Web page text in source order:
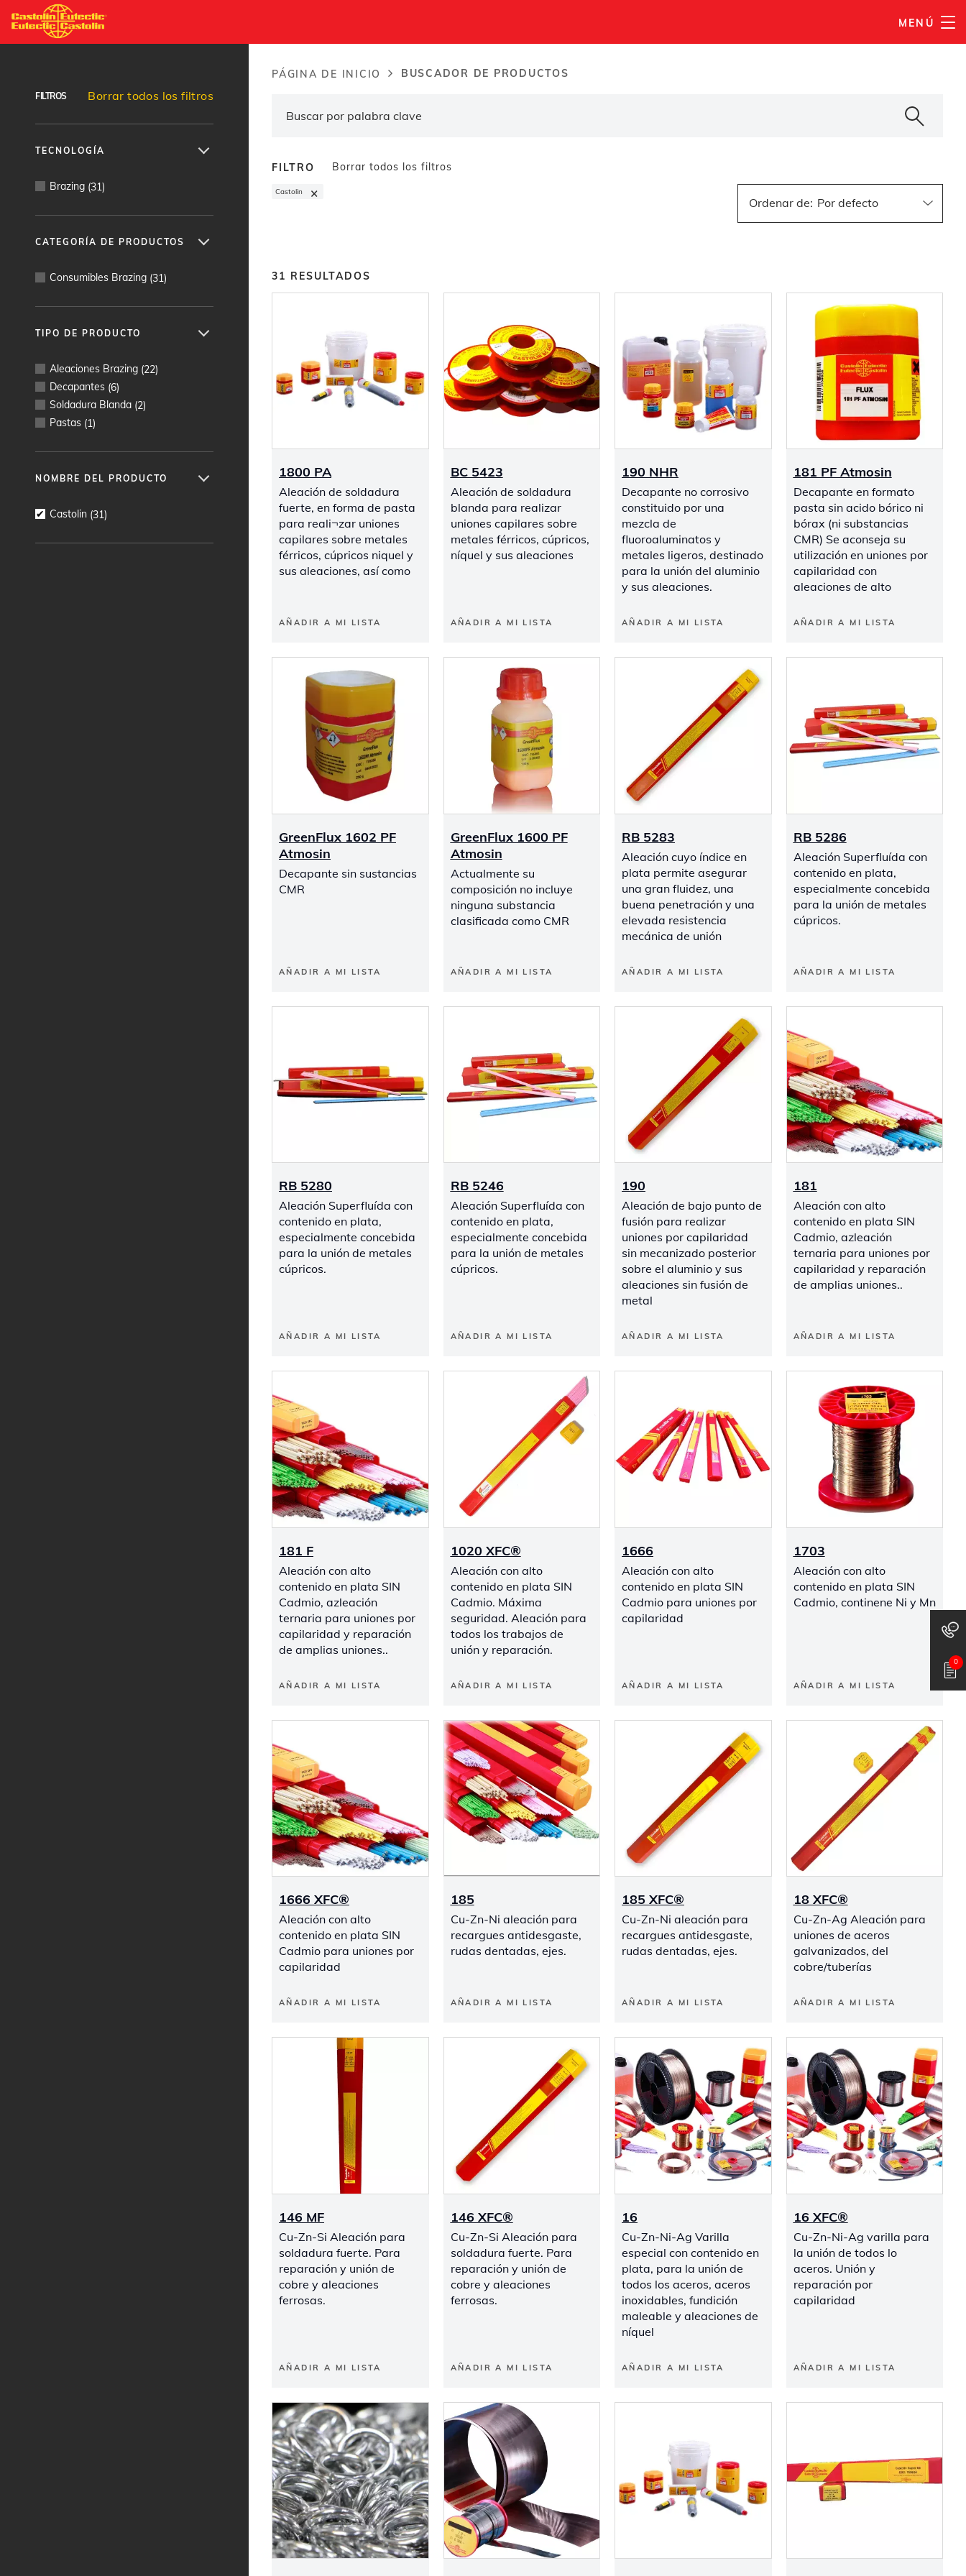
Pasar
MENÚ
0
FILTROS Borrar todos los filtros
TECNOLOGÍA
Brazing (31)
CATEGORÍA DE PRODUCTOS
Consumibles Brazing (31)
TIPO DE PRODUCTO
Aleaciones Brazing (22)
Decapantes (6)
Soldadura Blanda (2)
Pastas (1)
NOMBRE DEL PRODUCTO
Castolin (31)
PÁGINA DE INICIO BUSCADOR DE PRODUCTOS
FILTRO Borrar todos los filtros
Castolin ×
Ordenar de:
31 RESULTADOS
1800 PA
Aleación de soldadura
fuerte, en forma de pasta
para reali¬zar uniones
capilares sobre metales
férricos, cúpricos niquel y
sus aleaciones, así como
AÑADIR A MI LISTA
BC 5423
Aleación de soldadura
blanda para realizar
uniones capilares sobre
metales férricos, cúpricos,
níquel y sus aleaciones
AÑADIR A MI LISTA
190 NHR
Decapante no corrosivo
constituido por una
mezcla de
fluoroaluminatos y
metales ligeros, destinado
para la unión del aluminio
y sus aleaciones.
AÑADIR A MI LISTA
181 PF Atmosin
Decapante en formato
pasta sin acido bórico ni
bórax (ni substancias
CMR) Se aconseja su
utilización en uniones por
capilaridad con
aleaciones de alto
AÑADIR A MI LISTA
GreenFlux 1602 PF
Atmosin
Decapante sin sustancias
CMR
AÑADIR A MI LISTA
GreenFlux 1600 PF
Atmosin
Actualmente su
composición no incluye
ninguna substancia
clasificada como CMR
AÑADIR A MI LISTA
RB 5283
Aleación cuyo índice en
plata permite asegurar
una gran fluidez, una
buena penetración y una
elevada resistencia
mecánica de unión
AÑADIR A MI LISTA
RB 5286
Aleación Superfluída con
contenido en plata,
especialmente concebida
para la unión de metales
cúpricos.
AÑADIR A MI LISTA
RB 5280
Aleación Superfluída con
contenido en plata,
especialmente concebida
para la unión de metales
cúpricos.
AÑADIR A MI LISTA
RB 5246
Aleación Superfluída con
contenido en plata,
especialmente concebida
para la unión de metales
cúpricos.
AÑADIR A MI LISTA
190
Aleación de bajo punto de
fusión para realizar
uniones por capilaridad
sin mecanizado posterior
sobre el aluminio y sus
aleaciones sin fusión de
metal
AÑADIR A MI LISTA
181
Aleación con alto
contenido en plata SIN
Cadmio, azleación
ternaria para uniones por
capilaridad y reparación
de amplias uniones..
AÑADIR A MI LISTA
181 F
Aleación con alto
contenido en plata SIN
Cadmio, azleación
ternaria para uniones por
capilaridad y reparación
de amplias uniones..
AÑADIR A MI LISTA
1020 XFC®
Aleación con alto
contenido en plata SIN
Cadmio. Máxima
seguridad. Aleación para
todos los trabajos de
unión y reparación.
AÑADIR A MI LISTA
1666
Aleación con alto
contenido en plata SIN
Cadmio para uniones por
capilaridad
AÑADIR A MI LISTA
1703
Aleación con alto
contenido en plata SIN
Cadmio, continene Ni y Mn
AÑADIR A MI LISTA
1666 XFC®
Aleación con alto
contenido en plata SIN
Cadmio para uniones por
capilaridad
AÑADIR A MI LISTA
185
Cu-Zn-Ni aleación para
recargues antidesgaste,
rudas dentadas, ejes.
AÑADIR A MI LISTA
185 XFC®
Cu-Zn-Ni aleación para
recargues antidesgaste,
rudas dentadas, ejes.
AÑADIR A MI LISTA
18 XFC®
Cu-Zn-Ag Aleación para
uniones de aceros
galvanizados, del
cobre/tuberías
AÑADIR A MI LISTA
146 MF
Cu-Zn-Si Aleación para
soldadura fuerte. Para
reparación y unión de
cobre y aleaciones
ferrosas.
AÑADIR A MI LISTA
146 XFC®
Cu-Zn-Si Aleación para
soldadura fuerte. Para
reparación y unión de
cobre y aleaciones
ferrosas.
AÑADIR A MI LISTA
16
Cu-Zn-Ni-Ag Varilla
especial con contenido en
plata, para la unión de
todos los aceros, aceros
inoxidables, fundición
maleable y aleaciones de
níquel
AÑADIR A MI LISTA
16 XFC®
Cu-Zn-Ni-Ag varilla para
la unión de todos lo
aceros. Unión y
reparación por
capilaridad
AÑADIR A MI LISTA